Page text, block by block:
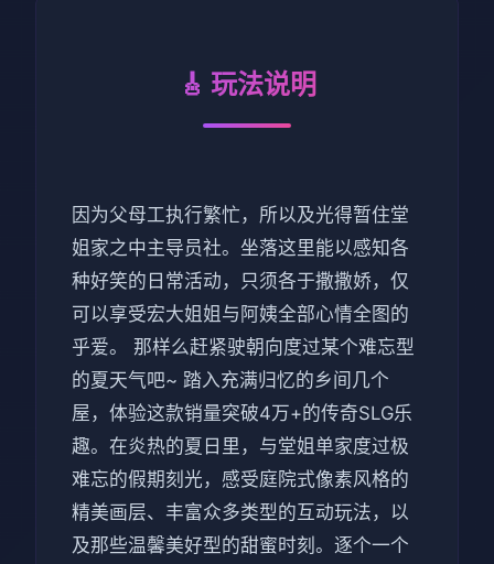
🎸 玩法说明
因为父母工执行繁忙，所以及光得暂住堂
姐家之中主导员社。坐落这里能以感知各
种好笑的日常活动，只须各于撒撒娇，仅
可以享受宏大姐姐与阿姨全部心情全图的
乎爱。 那样么赶紧驶朝向度过某个难忘型
的夏天气吧~ 踏入充满归忆的乡间几个
屋，体验这款销量突破4万+的传奇SLG乐
趣。在炎热的夏日里，与堂姐单家度过极
难忘的假期刻光，感受庭院式像素风格的
精美画层、丰富众多类型的互动玩法，以
及那些温馨美好型的甜蜜时刻。逐个一个